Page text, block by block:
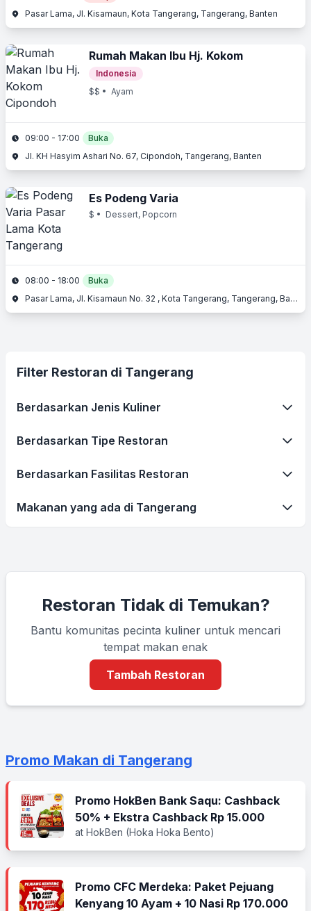
Pasar Lama, Jl. Kisamaun, Kota Tangerang, Tangerang, Banten
Rumah Makan Ibu Hj. Kokom
Indonesia
$$ • Ayam
09:00 - 17:00
Buka
Jl. KH Hasyim Ashari No. 67, Cipondoh, Tangerang, Banten
Es Podeng Varia
$ • Dessert, Popcorn
08:00 - 18:00
Buka
Pasar Lama, Jl. Kisamaun No. 32 , Kota Tangerang, Tangerang, Banten
Filter Restoran di Tangerang
Berdasarkan Jenis Kuliner
Berdasarkan Tipe Restoran
Berdasarkan Fasilitas Restoran
Makanan yang ada di Tangerang
Restoran Tidak di Temukan?
Bantu komunitas pecinta kuliner untuk mencari
tempat makan enak
Tambah Restoran
Promo Makan di Tangerang
Promo HokBen Bank Saqu: Cashback
50% + Ekstra Cashback Rp 15.000
at HokBen (Hoka Hoka Bento)
Promo CFC Merdeka: Paket Pejuang
Kenyang 10 Ayam + 10 Nasi Rp 170.000